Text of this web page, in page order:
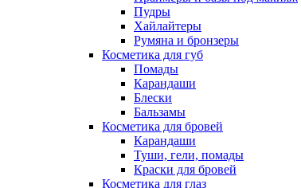
Пудры
Хайлайтеры
Румяна и бронзеры
Косметика для губ
Помады
Карандаши
Блески
Бальзамы
Косметика для бровей
Карандаши
Туши, гели, помады
Краски для бровей
Косметика для глаз